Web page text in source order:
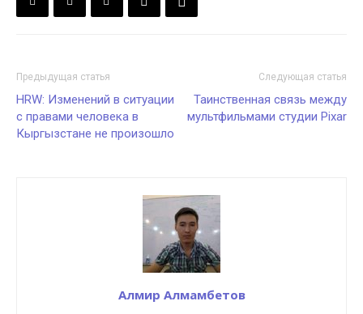
Предыдущая статья
HRW: Изменений в ситуации
с правами человека в
Кыргызстане не произошло
Следующая статья
Таинственная связь между
мультфильмами студии Pixar
Алмир Алмамбетов